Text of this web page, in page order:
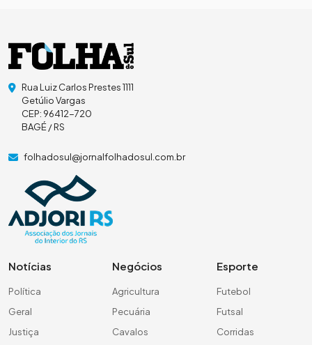
Rua Luiz Carlos Prestes 1111
Getúlio Vargas
CEP: 96412-720
BAGÉ / RS
folhadosul@jornalfolhadosul.com.br
Notícias
Política
Geral
Justiça
Negócios
Agricultura
Pecuária
Cavalos
Esporte
Futebol
Futsal
Corridas